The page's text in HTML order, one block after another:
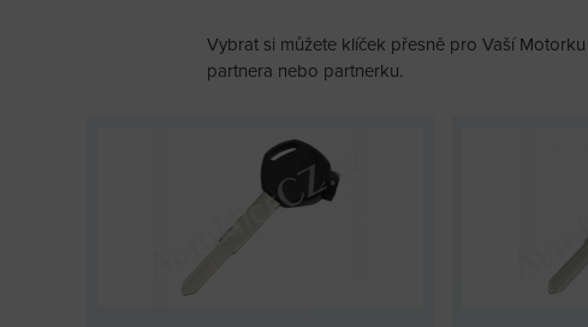
Vybrat si můžete klíček přesně pro Vaší
partnera nebo partnerku.